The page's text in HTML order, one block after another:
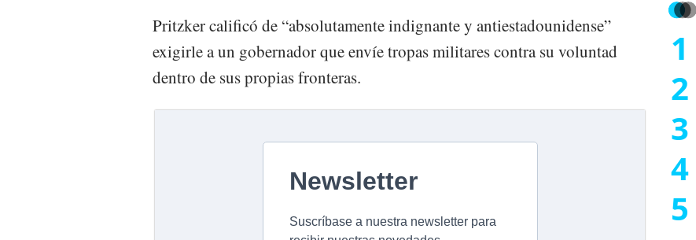
Pritzker calificó de “absolutamente indignante y antiestadounidense”
exigirle a un gobernador que envíe tropas militares contra su voluntad
dentro de sus propias fronteras.
1
2
3
4
5